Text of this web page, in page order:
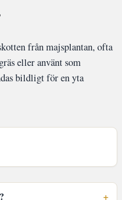
från majsplantan, ofta
eller använt som
bildligt för en yta